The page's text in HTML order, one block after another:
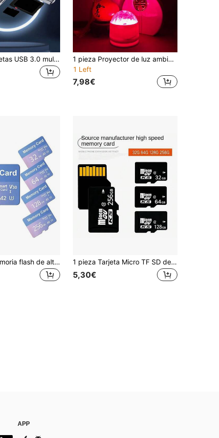
Lector de tarjetas USB 3.0 multifuncional, adecuado para cámara, computadora, teléfono móvil, lector de tarjetas SD/TF de alta velocidad 6 en 1 tipo C
1 pieza Proyector de luz ambiente LED de onda aurora de 16 colores, alimentado por USB, proyección de cielo estrellado y galaxia, luz nocturna para dormitorio, sala de juegos, sala de cine en casa, decoración de techo
1 Left
7,98€
Tarjeta de memoria flash de alta velocidad de 16GB,34GB,128GB,256GB. Tarjeta TF de almacenamiento U3/C10, adecuada para tabletas, cámaras, teléfonos, portátiles, PC 1 pieza Tarjeta Micro TF SD de 32GB 64GB 128GB 256GB C10 de alta velocidad, adecuada para video 4K, Steam Deck, cámara, teléfono,
5,30€
APP